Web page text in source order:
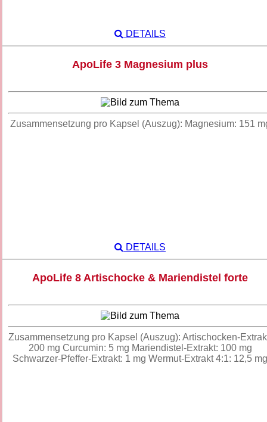
DETAILS
ApoLife 3 Magnesium plus
Zusammensetzung pro Kapsel (Auszug): Magnesium: 151
DETAILS
ApoLife 8 Artischocke & Mariendistel forte
Zusammensetzung pro Kapsel (Auszug): Artischocken-
200 mg Curcumin: 5 mg Mariendistel-Extrakt: 100 mg
Schwarzer-Pfeffer-Extrakt: 1 mg Wermut-Extrakt 4:1: 12,5 mg